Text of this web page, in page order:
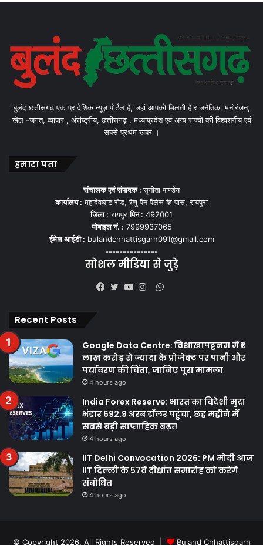
बुलंद छत्तीसगढ़ एक प्रादेशिक न्यूज़ पोर्टल हैं, जहां आपको मिलती हैं राजनैतिक, मनोरंजन,
खेल -जगत, व्यापार , अंर्राष्ट्रीय, छत्तीसगढ़ , मध्याप्रदेश एवं अन्य राज्यो की विश्वशनीय एवं
सबसे प्रथम खबर ।
हमारा पता
संचालक एवं संपादक :सुनीता पाण्डेय
कार्यालय : महादेवघाट रोड, रेणु पैन पैलेस के पास, रायपुरा
जिला : रायपुरपिन : 492001
मोबाइल नं. : 7999937065
ईमेल आईडी : bulandchhattisgarh091@gmail.com
---------------
सोशल मीडिया से जुड़े
WhatsApp
Recent Posts
Google Data Centre: विशाखापट्टनम में ₹1
लाख करोड़ से ज्यादा के प्रोजेक्ट पर पानी और
पर्यावरण की चिंता, जानिए पूरा मामला
4 hours ago
India Forex Reserve: भारत का विदेशी मुद्रा
भंडार 692.9 अरब डॉलर पहुंचा, छह महीने में
सबसे बड़ी साप्ताहिक बढ़त
4 hours ago
IIT Delhi Convocation 2026: PM मोदी आज
IIT दिल्ली के 57वें दीक्षांत समारोह को करेंगे
संबोधित
4 hours ago
© Copyright 2026, All Rights Reserved | Buland Chhattisgarh